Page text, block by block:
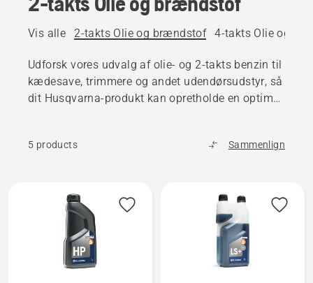
Vis alle 2-takts Olie og brændstof 4-takts Olie og
Udforsk vores udvalg af olie- og 2-takts benzin til
kædesave, trimmere og andet udendørsudstyr, så
dit Husqvarna-produkt kan opretholde en optimal
5 products Sammenlign
produkter